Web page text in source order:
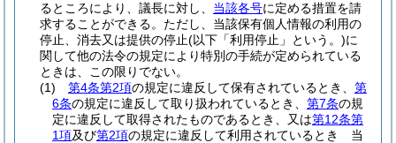
るところにより、議長に対し、 当該各号に定める措置を請
求することができる。 ただし、当該保有個人情報の利用の
停止、消去又は提供の停止(以下「利用停止」という。)に
関して他の法令の規定により特別の手続が定められている
ときは、この限りでない。
(1)
第4条第2項の規定に違反して保有されているとき、 第
6条の規定に違反して取り扱われているとき、 第7条の規
定に違反して取得されたものであるとき、又は第12条第
1項及び第2項の規定に違反して利用されているとき 当